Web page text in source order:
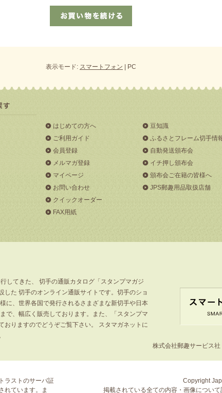
表示モード: スマートフォン | PC
はじめての方へ
ご利用ガイド
会員登録
メルマガ登録
マイページ
お問い合わせ
クイックオーダー
FAX用紙
豆知識
ふるさとフレーム切手情
自動発送頒布会
イチ押し頒布会
頒布会ご在籍の皆様へ
JPS郵趣用品取扱店舗
してきた、 切手の通販カタログ「スタンプマガジ
た 切手のオンライン通販サイトです。切手のショ
に、世界各国で発行されるさまざまな新切手や日本
で、幅広く販売しております。また、「スタンプマ
おりますのでどうぞご覧下さい。 スタマガネットに
株式会社郵趣サービス
ラストのサーバ証
れています。ま
Copyright
掲載されている全ての内容・画像につい